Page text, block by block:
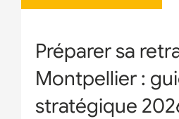
Préparer sa
Montpellier :
stratégique